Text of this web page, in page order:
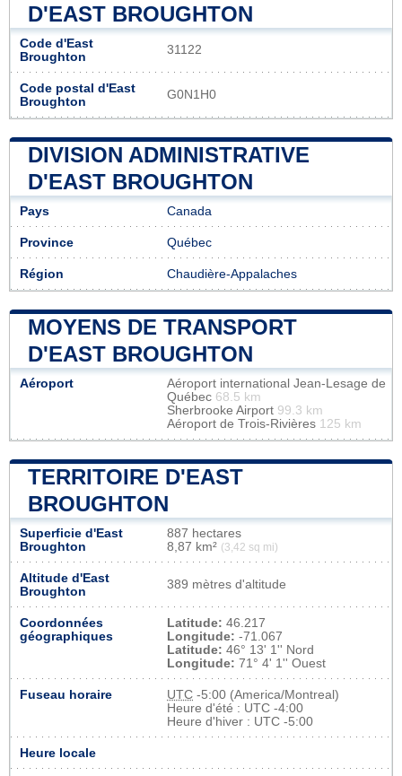
D'EAST BROUGHTON
Code d'East
Broughton
31122
Code postal d'East
Broughton
G0N1H0
DIVISION ADMINISTRATIVE
D'EAST BROUGHTON
Pays Canada
Province Québec
Région Chaudière-Appalaches
MOYENS DE TRANSPORT
D'EAST BROUGHTON
Aéroport
Aéroport international Jean-Lesage de
Québec 68.5 km
Sherbrooke Airport 99.3 km
Aéroport de Trois-Rivières 125 km
TERRITOIRE D'EAST
BROUGHTON
Superficie d'East
Broughton
887 hectares
8,87 km² (3,42 sq mi)
Altitude d'East
Broughton
389 mètres d'altitude
Coordonnées
géographiques
Latitude: 46.217
Longitude: -71.067
Latitude: 46° 13' 1'' Nord
Longitude: 71° 4' 1'' Ouest
Fuseau horaire UTC -5:00 (America/Montreal)
Heure d'été : UTC -4:00
Heure d'hiver : UTC -5:00
Heure locale